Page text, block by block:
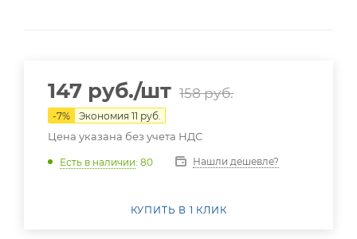
147 руб./шт 158руб.
-7% Экономия 11 руб.
Цена указана без учета НДС
Есть в наличии: 80 Нашли дешевле?
КУПИТЬ В 1 КЛИК